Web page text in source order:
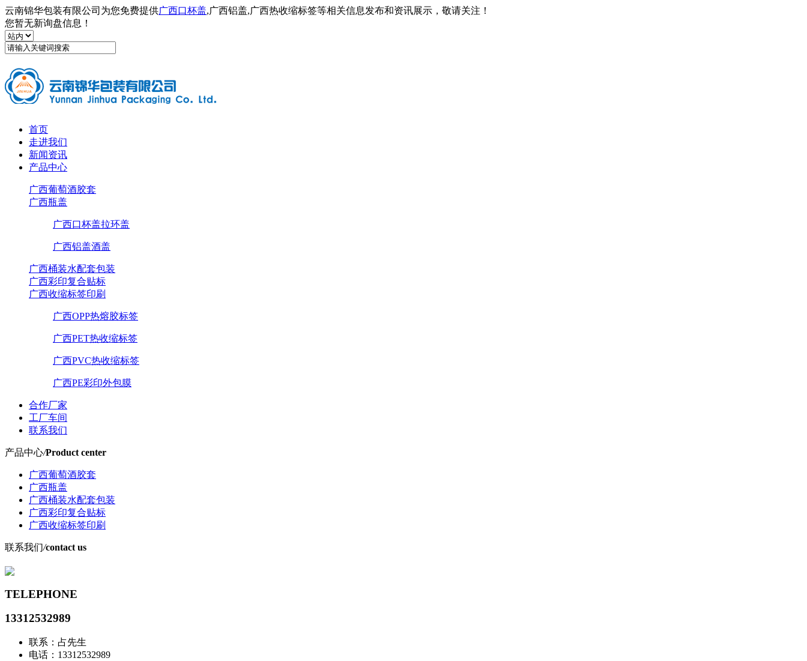
云南锦华包装有限公司为您免费提供广西口杯盖,广西铝盖,广西热收缩标签等相关信息发布和资讯展示，敬请关注！
您暂无新询盘信息！
首页
走进我们
新闻资讯
产品中心
广西葡萄酒胶套
广西瓶盖
广西口杯盖拉环盖
广西铝盖酒盖
广西桶装水配套包装
广西彩印复合贴标
广西收缩标签印刷
广西OPP热熔胶标签
广西PET热收缩标签
广西PVC热收缩标签
广西PE彩印外包膜
合作厂家
工厂车间
联系我们
产品中心/Product center
广西葡萄酒胶套
广西瓶盖
广西桶装水配套包装
广西彩印复合贴标
广西收缩标签印刷
联系我们/contact us
TELEPHONE
13312532989
联系：占先生
电话：13312532989